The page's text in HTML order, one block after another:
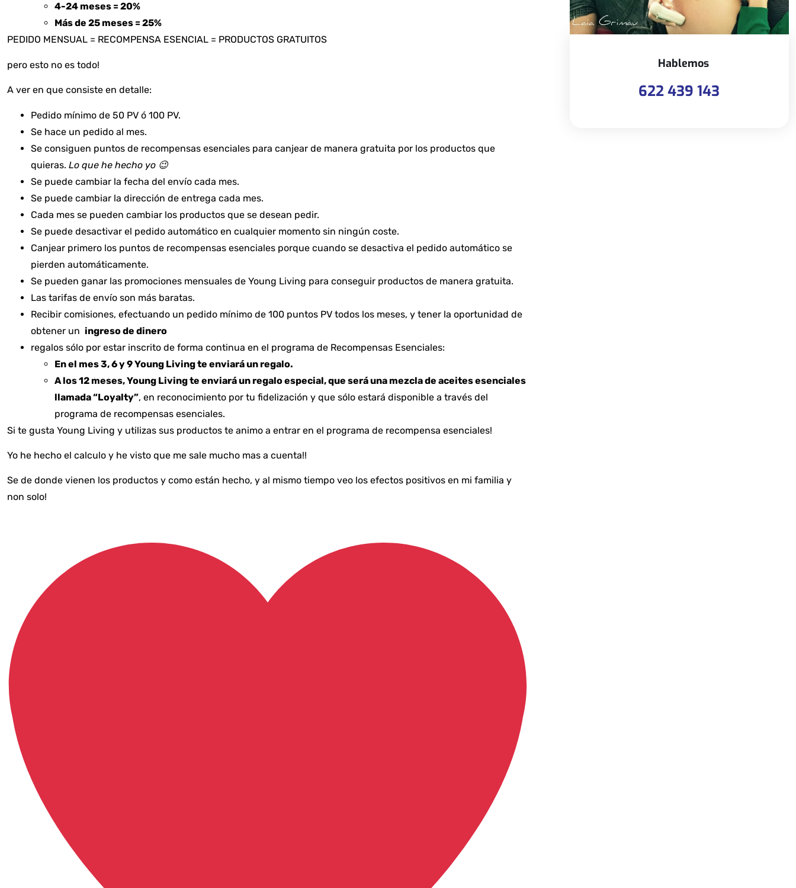
4-24 meses = 20%
Más de 25 meses = 25%
PEDIDO MENSUAL = RECOMPENSA ESENCIAL = PRODUCTOS GRATUITOS
pero esto no es todo!
A ver en que consiste en detalle:
Pedido mínimo de 50 PV ó 100 PV.
Se hace un pedido al mes.
Se consiguen puntos de recompensas esenciales para canjear de manera gratuita por los productos que
quieras. Lo que he hecho yo 😉
Se puede cambiar la fecha del envío cada mes.
Se puede cambiar la dirección de entrega cada mes.
Cada mes se pueden cambiar los productos que se desean pedir.
Se puede desactivar el pedido automático en cualquier momento sin ningún coste.
Canjear primero los puntos de recompensas esenciales porque cuando se desactiva el pedido automático se
pierden automáticamente.
Se pueden ganar las promociones mensuales de Young Living para conseguir productos de manera gratuita.
Las tarifas de envío son más baratas.
Recibir comisiones, efectuando un pedido mínimo de 100 puntos PV todos los meses, y tener la oportunidad de
obtener un ingreso de dinero
regalos sólo por estar inscrito de forma continua en el programa de Recompensas Esenciales:
En el mes 3, 6 y 9 Young Living te enviará un regalo.
A los 12 meses, Young Living te enviará un regalo especial, que será una mezcla de aceites esenciales
llamada “Loyalty”, en reconocimiento por tu fidelización y que sólo estará disponible a través del
programa de recompensas esenciales.
Si te gusta Young Living y utilizas sus productos te animo a entrar en el programa de recompensa esenciales!
Yo he hecho el calculo y he visto que me sale mucho mas a cuenta!!
Se de donde vienen los productos y como están hecho, y al mismo tiempo veo los efectos positivos en mi familia y
non solo!
Hablemos
622 439 143